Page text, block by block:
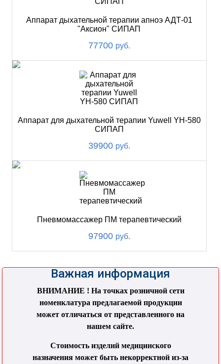
Аппарат дыхательной терапии апноэ АДТ-01
"Аксион" СИПАП
77700 руб.
Аппарат для дыхательной терапии Yuwell YH-580
СИПАП
39900 руб.
Пневмомассажер ПМ терапевтический
97900 руб.
Важная информация
ВНИМАНИЕ ! На точках розничной сети
номенклатура предлагаемой продукции
может отличаться от представленного на
нашем сайте.
Стоимость изделий медицинского
назначения может быть некорректной из-за